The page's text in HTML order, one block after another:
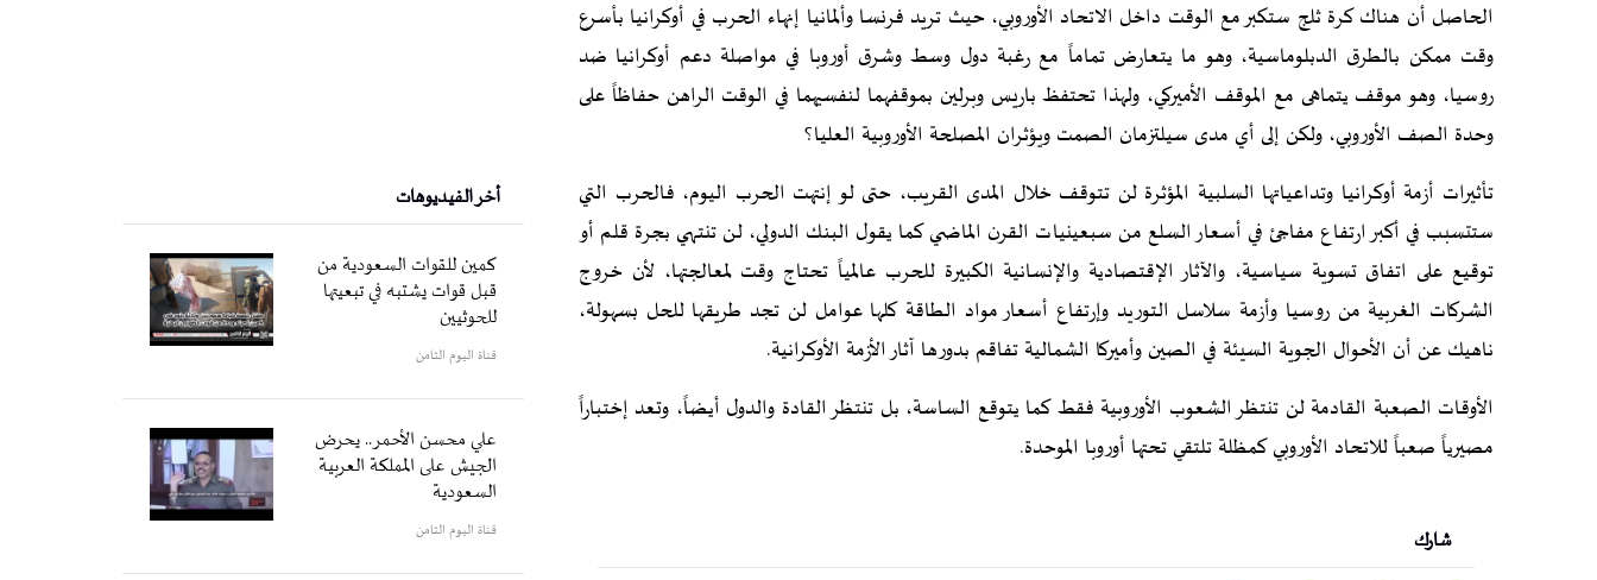
الحاصل أن هناك كرة ثلج ستكبر مع الوقت داخل الاتحاد الأوروبي، حيث تريد فرنسا وألمانيا إنهاء الحرب في أوكرانيا بأسرع
وقت ممكن بالطرق الدبلوماسية، وهو ما يتعارض تماماً مع رغبة دول وسط وشرق أوروبا في مواصلة دعم أوكرانيا ضد
روسيا، وهو موقف يتماهى مع الموقف الأميركي، ولهذا تحتفظ باريس وبرلين بموقفهما لنفسيهما في الوقت الراهن حفاظاً على
وحدة الصف الأوروبي، ولكن إلى أي مدى سيلتزمان الصمت ويؤثران المصلحة الأوروبية العليا؟
تأثيرات أزمة أوكرانيا وتداعياتها السلبية المؤثرة لن تتوقف خلال المدى القريب، حتى لو إنتهت الحرب اليوم، فالحرب التي
ستتسبب في أكبر ارتفاع مفاجئ في أسعار السلع من سبعينيات القرن الماضي كما يقول البنك الدولي، لن تنتهي بجرة قلم أو
توقيع على اتفاق تسوية سياسية، والآثار الإقتصادية والإنسانية الكبيرة للحرب عالمياً تحتاج وقت لمعالجتها، لأن خروج
الشركات الغربية من روسيا وأزمة سلاسل التوريد وإرتفاع أسعار مواد الطاقة كلها عوامل لن تجد طريقها للحل بسهولة،
ناهيك عن أن الأحوال الجوية السيئة في الصين وأميركا الشمالية تفاقم بدورها آثار الأزمة الأوكرانية.
الأوقات الصعبة القادمة لن تنتظر الشعوب الأوروبية فقط كما يتوقع الساسة، بل تنتظر القادة والدول أيضاً، وتعد إختباراً
مصيرياً صعباً للاتحاد الأوروبي كمظلة تلتقي تحتها أوروبا الموحدة.
شارك
أخر الفيديوهات
كمين للقوات السعودية من
قبل قوات يشتبه في تبعيتها
للحوثيين
قناة اليوم الثامن
علي محسن الأحمر.. يحرض
الجيش على المملكة العربية
السعودية
قناة اليوم الثامن